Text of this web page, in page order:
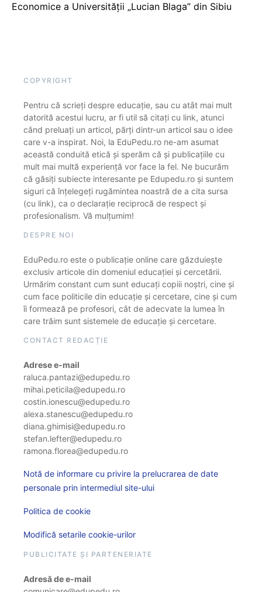
Economice a Universității „Lucian Blaga” din Sibiu
COPYRIGHT
Pentru că scrieți despre educație, sau cu atât mai mult
datorită acestui lucru, ar fi util să citați cu link, atunci
când preluați un articol, părți dintr-un articol sau o idee
care v-a inspirat. Noi, la EduPedu.ro ne-am asumat
această conduită etică și sperăm că și publicațiile cu
mult mai multă experiență vor face la fel. Ne bucurăm
că găsiți subiecte interesante pe Edupedu.ro și suntem
siguri că înțelegeți rugămintea noastră de a cita sursa
(cu link), ca o declarație reciprocă de respect și
profesionalism. Vă mulțumim!
DESPRE NOI
EduPedu.ro este o publicație online care găzduiește
exclusiv articole din domeniul educației și cercetării.
Urmărim constant cum sunt educați copiii noștri, cine și
cum face politicile din educație și cercetare, cine și cum
îi formează pe profesori, cât de adecvate la lumea în
care trăim sunt sistemele de educație și cercetare.
CONTACT REDACȚIE
Adrese e-mail
raluca.pantazi@edupedu.ro
mihai.peticila@edupedu.ro
costin.ionescu@edupedu.ro
alexa.stanescu@edupedu.ro
diana.ghimisi@edupedu.ro
stefan.lefter@edupedu.ro
ramona.florea@edupedu.ro
Notă de informare cu privire la prelucrarea de date
personale prin intermediul site-ului
Politica de cookie
Modifică setarile cookie-urilor
PUBLICITATE ȘI PARTENERIATE
Adresă de e-mail